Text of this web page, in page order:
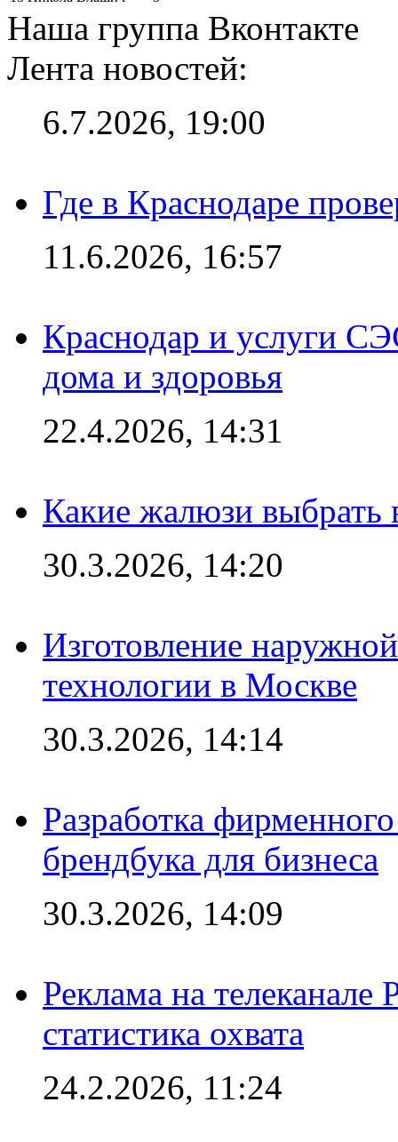
Наша группа Вконтакте
Лента новостей:
6.7.2026, 19:00
Где в Краснодаре
11.6.2026, 16:57
Краснодар и услуги
дома и здоровья
22.4.2026, 14:31
Какие жалюзи выбрать
30.3.2026, 14:20
Изготовление
технологии в Москве
30.3.2026, 14:14
Разработка
брендбука для бизнеса
30.3.2026, 14:09
Реклама на
статистика охвата
24.2.2026, 11:24